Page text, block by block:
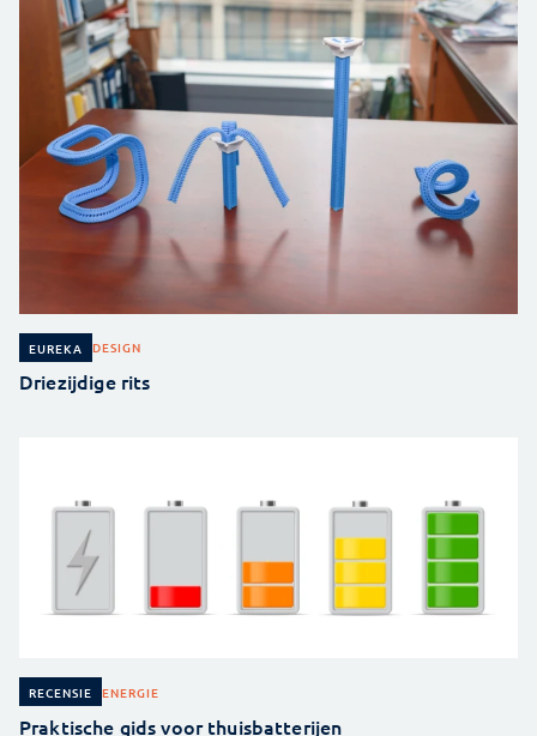
EUREKA DESIGN
Driezijdige rits
RECENSIE ENERGIE
Praktische gids voor thuisbatterijen